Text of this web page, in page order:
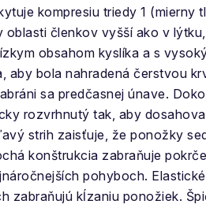
kompresiu triedy 1 (mierny
oblasti členkov vyšší ako v
obsahom kyslíka a s
aby bola nahradená čerstvou
sa predčasnej únave.
rozvrhnutý tak, aby
strih zaisťuje, že ponožky
konštrukcia zabraňuje
pohyboch.
zabraňujú kĺzaniu ponožiek.